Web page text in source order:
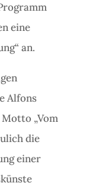
eine
an.
Alfons
„Vom
die
einer